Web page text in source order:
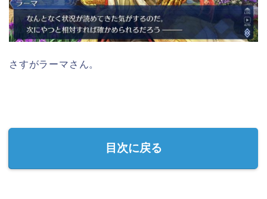
さすがラーマさん。
目次に戻る